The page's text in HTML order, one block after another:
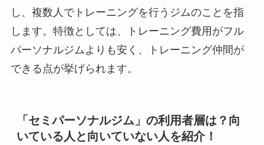
し、複数人でトレーニングを行うジムのことを指
します。特徴としては、トレーニング費用がフル
パーソナルジムよりも安く、トレーニング仲間が
できる点が挙げられます。
「セミパーソナルジム」の利用者層は？向
いている人と向いていない人を紹介！